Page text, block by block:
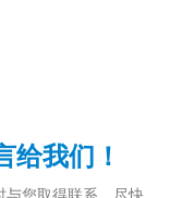
给我们！